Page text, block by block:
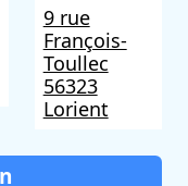
9 rue
François-
Toullec
56323
Lorient